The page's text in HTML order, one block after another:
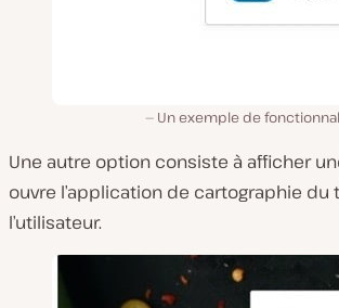
Un exemple de
Une autre option consiste à afficher
ouvre l’application de cartographie du
l’utilisateur.